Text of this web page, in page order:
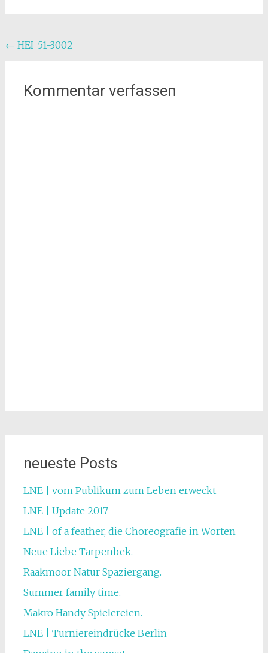
Beitragsnavigation
← HEI_51-3002
Kommentar verfassen
neueste Posts
LNE | vom Publikum zum Leben erweckt
LNE | Update 2017
LNE | of a feather, die Choreografie in Worten
Neue Liebe Tarpenbek.
Raakmoor Natur Spaziergang.
Summer family time.
Makro Handy Spielereien.
LNE | Turniereindrücke Berlin